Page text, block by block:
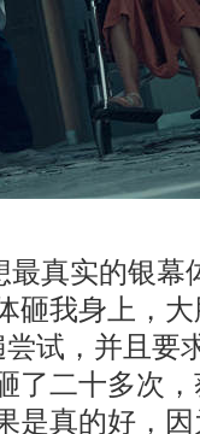
最真实的银幕
砸我身上，
试，并且要
了二十多次
是真的好，